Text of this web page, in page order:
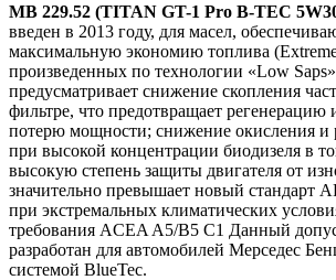
MB 229.52 (TITAN GT-1 Pro B-TEC
введен в 2013 году, для масел,
максимальную экономию топлива
произведенных по технологии «Low
предусматривает снижение скопления
фильтре, что предотвращает регенерацию
потерю мощности; снижение окисления и
при высокой концентрации биодизеля в
высокую степень защиты двигателя от
значительно превышает новый стандарт
при экстремальных климатических
требования ACEA A5/B5 C1 Данный
разработан для автомобилей Мерседес
системой BlueTec.